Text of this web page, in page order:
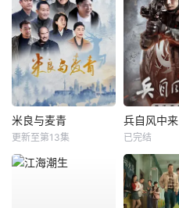
米良与麦青
更新至第13集
兵自风中来
已完结